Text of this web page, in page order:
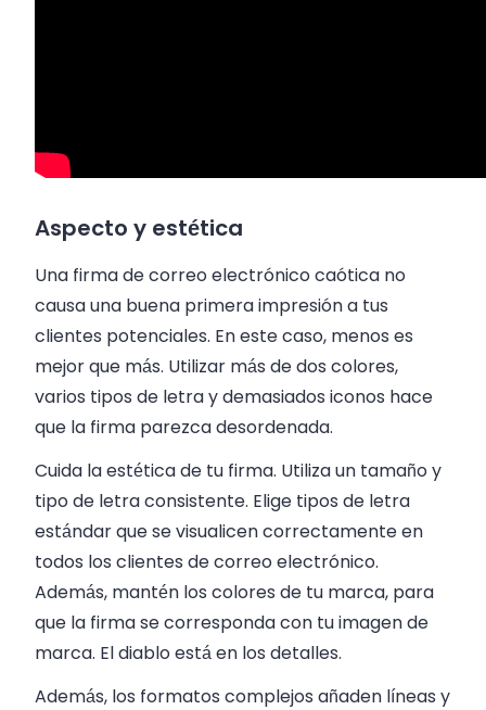
Aspecto y estética
Una firma de correo electrónico caótica no
causa una buena primera impresión a tus
clientes potenciales. En este caso, menos es
mejor que más. Utilizar más de dos colores,
varios tipos de letra y demasiados iconos hace
que la firma parezca desordenada.
Cuida la estética de tu firma. Utiliza un tamaño y
tipo de letra consistente. Elige tipos de letra
estándar que se visualicen correctamente en
todos los clientes de correo electrónico.
Además, mantén los colores de tu marca, para
que la firma se corresponda con tu imagen de
marca. El diablo está en los detalles.
Además, los formatos complejos añaden líneas y